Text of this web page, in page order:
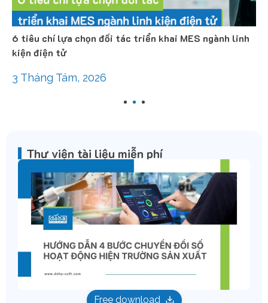
6 tiêu chí lựa chọn đối tác triển khai MES ngành linh
kiện điện tử
3 Tháng Tám, 2026
Thư viện tài liệu miễn phí
Free download